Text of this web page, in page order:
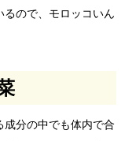
ので、モロッコいん
成分の中でも体内で合